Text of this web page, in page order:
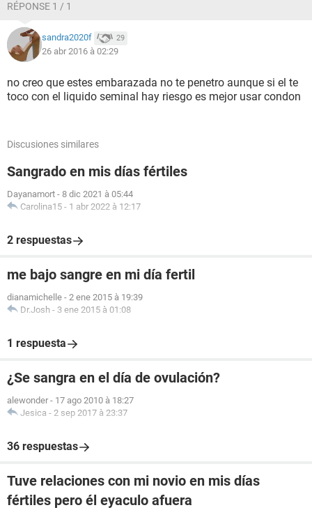
RÉPONSE 1 / 1
sandra2020f 29
26 abr 2016 à 02:29
no creo que estes embarazada no te penetro aunque si el te
toco con el liquido seminal hay riesgo es mejor usar condon
Discusiones similares
Sangrado en mis días fértiles
Dayanamort - 8 dic 2021 à 05:44
Carolina15 - 1 abr 2022 à 12:17
2 respuestas
me bajo sangre en mi día fertil
dianamichelle - 2 ene 2015 à 19:39
Dr.Josh - 3 ene 2015 à 01:08
1 respuesta
¿Se sangra en el día de ovulación?
alewonder - 17 ago 2010 à 18:27
Jesica - 2 sep 2017 à 23:37
36 respuestas
Tuve relaciones con mi novio en mis días
fértiles pero él eyaculo afuera